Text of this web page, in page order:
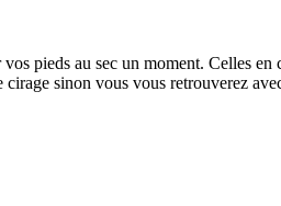
pieds au sec un moment. Celles
sinon vous vous retrouverez